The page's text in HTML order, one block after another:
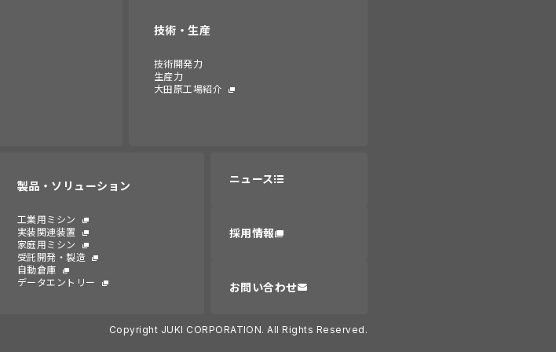
技術・生産
技術開発力
生産力
大田原工場紹介
製品・ソリューション
工業用ミシン
実装関連装置
家庭用ミシン
受託開発・製造
自動倉庫
データエントリー
ニュース
採用情報
お問い合わせ
Copyright JUKI CORPORATION. All Rights Reserved.